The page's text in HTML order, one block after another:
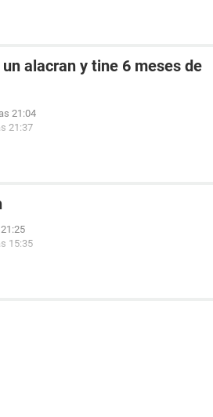
alacran y tine 6 meses de
21:04
21:37
15:35